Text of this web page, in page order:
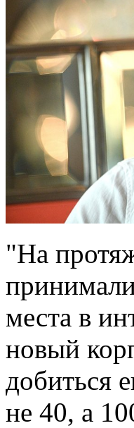
"На
места в
новый
добиться
не 40, а